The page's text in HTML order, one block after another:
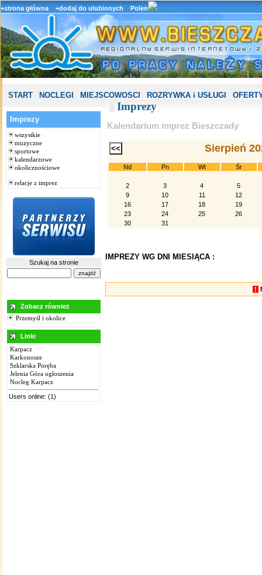
+strona główna +dodaj do ulubionych Polen
START NOCLEGI MIEJSCOWOSCI ROZRYWKA i USŁUGI
Imprezy
wszystkie
muzyczne
sportowe
kalendarzowe
okolicznościowe
relacje z imprez
Szukaj na stronie
Zobacz również
Przemyśl i okolice
Linki
Karpacz
Karkonosze
Szklarska Poręba
Jelenia Góra ogłoszenia
Nocleg Karpacz
Users online: (1)
Imprezy
Kalendarium imprez Bieszczady
Sierpień
Nd Pn Wt Śr
2 3 4
5
9
10 11
12
16
17 18
19
23
24 25
26
30
31
IMPREZY WG DNI MIESIĄCA :
!